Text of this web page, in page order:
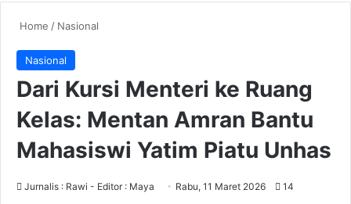
Home / Nasional
Nasional
Dari Kursi Menteri ke Ruang
Kelas: Mentan Amran Bantu
Mahasiswi Yatim Piatu Unhas
Jurnalis : Rawi - Editor : Maya Rabu, 11 Maret 2026 14